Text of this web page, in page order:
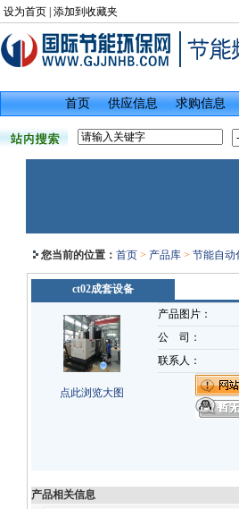
设为首页 添加到收藏夹
首页 供应信息 求购信息
您当前的位置： 首页> 产品库> 节能自动
ct02成套设备
点此浏览大图
产品图片：
公 司：
联系人：
产品相关信息